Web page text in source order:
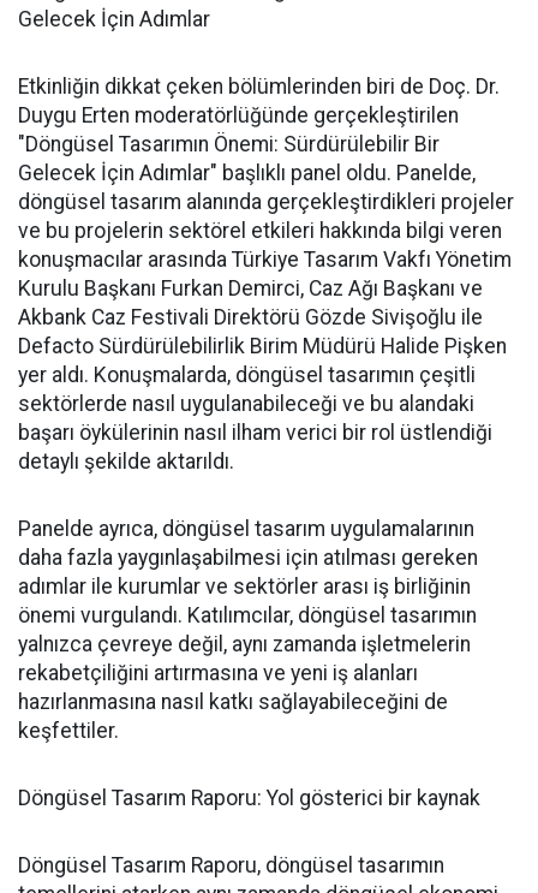
Gelecek İçin Adımlar
Etkinliğin dikkat çeken bölümlerinden biri de Doç. Dr.
Duygu Erten moderatörlüğünde gerçekleştirilen
"Döngüsel Tasarımın Önemi: Sürdürülebilir Bir
Gelecek İçin Adımlar" başlıklı panel oldu. Panelde,
döngüsel tasarım alanında gerçekleştirdikleri projeler
ve bu projelerin sektörel etkileri hakkında bilgi veren
konuşmacılar arasında Türkiye Tasarım Vakfı Yönetim
Kurulu Başkanı Furkan Demirci, Caz Ağı Başkanı ve
Akbank Caz Festivali Direktörü Gözde Sivişoğlu ile
Defacto Sürdürülebilirlik Birim Müdürü Halide Pişken
yer aldı. Konuşmalarda, döngüsel tasarımın çeşitli
sektörlerde nasıl uygulanabileceği ve bu alandaki
başarı öykülerinin nasıl ilham verici bir rol üstlendiği
detaylı şekilde aktarıldı.
Panelde ayrıca, döngüsel tasarım uygulamalarının
daha fazla yaygınlaşabilmesi için atılması gereken
adımlar ile kurumlar ve sektörler arası iş birliğinin
önemi vurgulandı. Katılımcılar, döngüsel tasarımın
yalnızca çevreye değil, aynı zamanda işletmelerin
rekabetçiliğini artırmasına ve yeni iş alanları
hazırlanmasına nasıl katkı sağlayabileceğini de
keşfettiler.
Döngüsel Tasarım Raporu: Yol gösterici bir kaynak
Döngüsel Tasarım Raporu, döngüsel tasarımın